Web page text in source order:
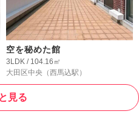
空を秘めた館
3LDK / 104.16㎡
大田区中央 （西馬込駅）
見る